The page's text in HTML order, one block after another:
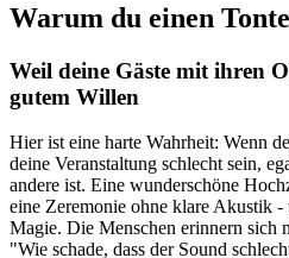
Warum du einen
Weil deine Gäste mit ihren
gutem Willen
Hier ist eine harte Wahrheit: Wenn
deine Veranstaltung schlecht sein,
andere ist. Eine wunderschöne
eine Zeremonie ohne klare Akustik
Magie. Die Menschen erinnern sich
"Wie schade, dass der Sound